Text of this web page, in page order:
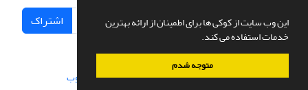
این وب سایت از کوکی ها برای اطمینان از ارائه بهترین
خدمات استفاده می کند.
متوجه شدم
اشتراک
سامانه مدیریت نشریات علمی.طراحی و پیاده سازی از سیناوب